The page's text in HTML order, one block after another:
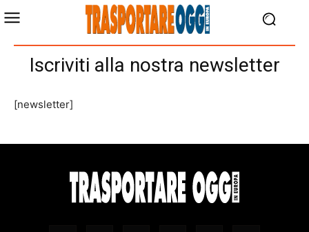
Iscriviti alla nostra newsletter
[newsletter]